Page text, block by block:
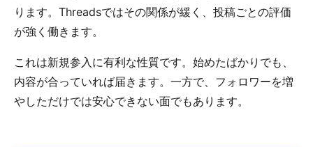
ります。Threadsではその関係が緩く、投稿ごとの評価
が強く働きます。
これは新規参入に有利な性質です。始めたばかりでも、
内容が合っていれば届きます。一方で、フォロワーを増
やしただけでは安心できない面でもあります。